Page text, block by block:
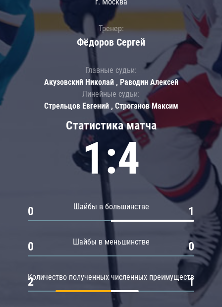
Статистика матча
1:4
Шайбы в большинстве
0 1
Шайбы в меньшинстве
0 0
Количество полученных численных преимуществ
2 1
Тренер:
Фёдоров Сергей
Главные судьи:
Акузовский Николай , Раводин Алексей
Линейные судьи:
Стрельцов Евгений , Строганов Максим